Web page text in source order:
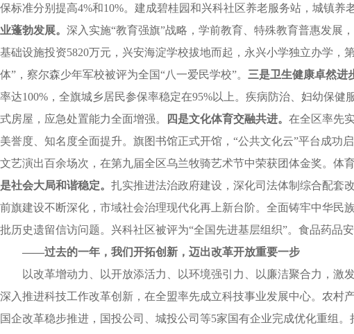
保标准分别提高4%和10%。建成碧桂园和兴科社区养老服务站，城镇养
业蓬勃发展。 深入实施“教育强旗”战略，学前教育、特殊教育普惠发展
基础设施投资5820万元，兴安海淀学校拔地而起，永兴小学独立办学
体”， 察尔森少年军校被评为全国“八一爱民学校”。 三是卫生健康卓然进
率达100%，全旗城乡居民参保率稳定在95%以上。疾病防治、妇幼保
式房屋，应急处置能力全面增强。
四是文化体育交融共进。 在全区率先
美誉度、知名度全面提升。旗图书馆正式开馆，“公共文化云”平台成功
文艺演出百余场次，在第九届全区乌兰牧骑艺术节中荣获团体金奖。体
是社会大局和谐稳定。 扎实推进法治政府建设，深化司法体制综合配套
前旗建设不断深化，市域社会治理现代化再上新台阶。全面铸牢中华民
批历史遗留信访问题。兴科社区被评为“全国先进基层组织”。食品药品
——过去的一年，我们开拓创新，迈出改革开放重要一步
以改革增动力、以开放添活力、以环境强引力、以廉洁聚合力，激
深入推进科技工作改革创新，在全盟率先成立科技事业发展中心。农村
国企改革稳步推进，国投公司、城投公司等5家国有企业完成优化重组。